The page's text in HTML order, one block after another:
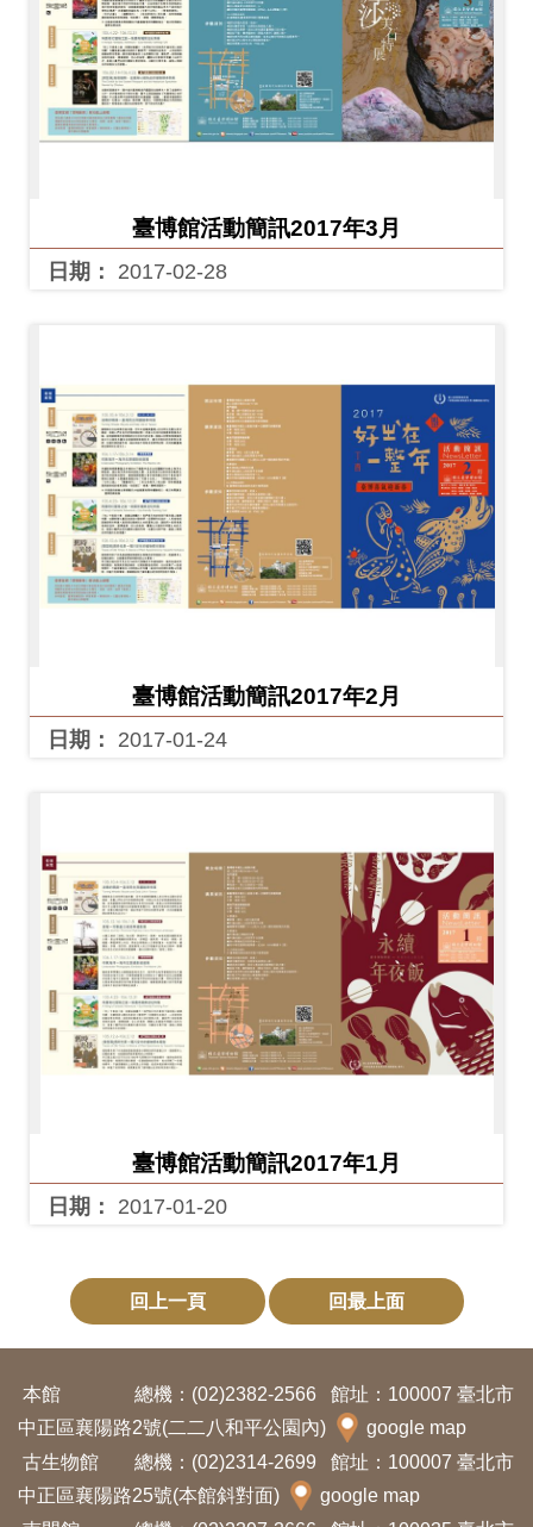
臺博館活動簡訊2017年3月
日期： 2017-02-28
臺博館活動簡訊2017年2月
日期： 2017-01-24
臺博館活動簡訊2017年1月
日期： 2017-01-20
回上一頁 回最上面
本館 總機：(02)2382-2566
館址：100007 臺北市
中正區襄陽路2號(二二八和平公園內)
google map
古生物館
總機：(02)2314-2699
館址：100007 臺北市
中正區襄陽路25號(本館斜對面)
google map